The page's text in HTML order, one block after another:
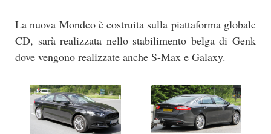
La nuova Mondeo è costruita sulla piattaforma globale
CD, sarà realizzata nello stabilimento belga di Genk
dove vengono realizzate anche S-Max e Galaxy.